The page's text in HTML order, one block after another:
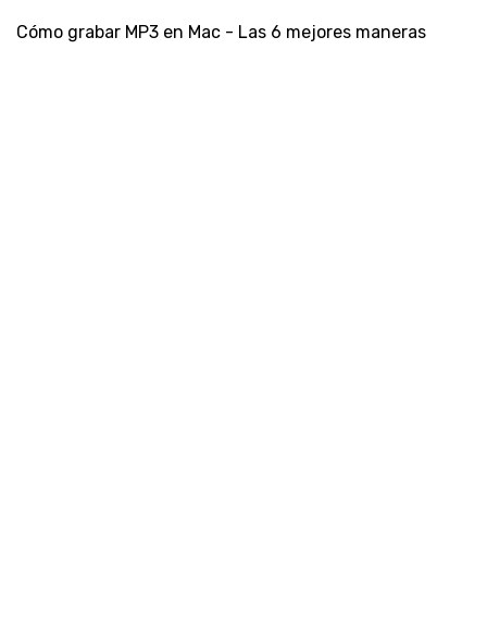
Cómo grabar MP3 en Mac - Las 6 mejores maneras